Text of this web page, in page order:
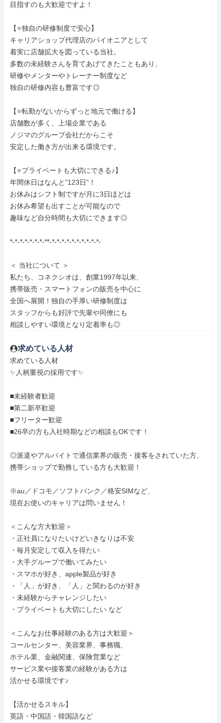
目指すのも大歓迎ですよ！
【⭐独自の研修制度で安心】
キャリアショップ代理店のパイオニアとして
着実に店舗拡大を図っている当社。
多数の未経験さんを育てあげてきたこともあり、
研修やメンターやトレーナー制度など
独自の研修内容も豊富です◎
【⭐転勤がないからずっと地元で働ける】
店舗数が多く、上場企業である
ノジマのグループ会社だからこそ
安定した働き方が出来る環境です。
【⭐プライベートも大切にできる♪】
年間休日はなんと”123日”！
お休みはシフト制ですが月に3日ほどは
お休み希望も出すことが可能なので
趣味など自分時間も大切にできます◎
*-*-*-*-*-*-*-**-*-*-*-*-*-*-*-*-*-*-
＜ 当社について ＞
私たち、コネクシオは、創業1997年以来、
携帯販売・スマートフォンの販売を中心に
全国へ展開！独自の手厚い研修制度は
スタッフからも好評で先輩や同僚にも
相談しやすい環境となり定着率も◎
求めている人材
求めている人材
✨人柄重視の採用です✨
■未経験者歓迎
■第二新卒歓迎
■フリーター歓迎
■26卒の方も入社時期などの相談もOKです！
◎派遣やアルバイトで通信業界の販売・接客をされていた方、
携帯ショップで勤務している方も大歓迎！
※au／ドコモ／ソフトバンク／格安SIMなど、
現在お使いのキャリアは問いません！
＜こんな方大歓迎＞
・正社員になりたいけどいきなりは不安
・毎月安定して収入を得たい
・大手グループで働いてみたい
・スマホが好き、apple製品が好き
・「人」が好き、「人」と関わるのが好き
・未経験からチャレンジしたい
・プライベートも大切にしたい など
＜こんなお仕事経験のある方は大歓迎＞
コールセンター、美容業界、事務職、
ホテル業、金融関連、保険営業など
サービス業や接客業の経験がある方は
活かせる環境です♪
【活かせるスキル】
英語・中国語・韓国語など